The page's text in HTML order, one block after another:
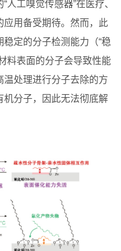
人工嗅觉传感器”在医疗、
应用备受期待。然而，此
定的分子检测能力（“稳
料表面的分子会导致性能
处理进行分子去除的方
机分子，因此无法彻底解